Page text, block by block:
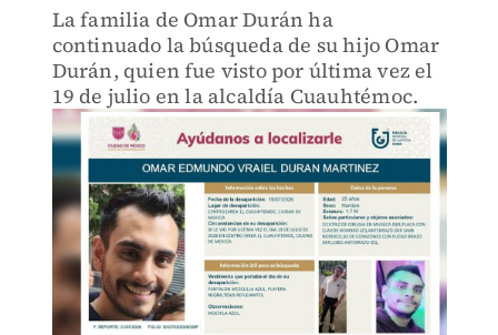
La familia de Omar Durán ha
continuado la búsqueda de su hijo Omar
Durán, quien fue visto por última vez el
19 de julio en la alcaldía Cuauhtémoc.